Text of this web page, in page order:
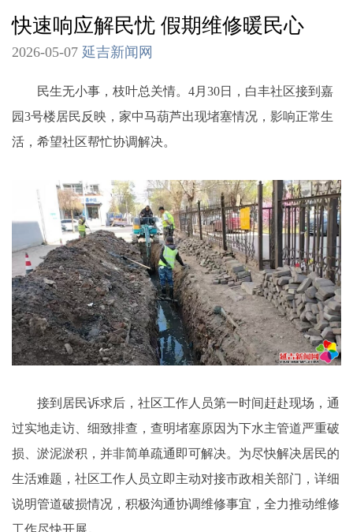
快速响应解民忧 假期维修暖民心
2026-05-07 延吉新闻网
民生无小事，枝叶总关情。4月30日，白丰社区接到嘉
园3号楼居民反映，家中马葫芦出现堵塞情况，影响正常生
活，希望社区帮忙协调解决。
接到居民诉求后，社区工作人员第一时间赶赴现场，通
过实地走访、细致排查，查明堵塞原因为下水主管道严重破
损、淤泥淤积，并非简单疏通即可解决。为尽快解决居民的
生活难题，社区工作人员立即主动对接市政相关部门，详细
说明管道破损情况，积极沟通协调维修事宜，全力推动维修
工作尽快开展。